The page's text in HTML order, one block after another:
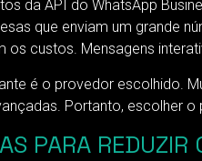
da API do WhatsApp
que enviam um grande
os custos. Mensagens
é o provedor escolhido.
Portanto, escolher
PARA REDUZIR